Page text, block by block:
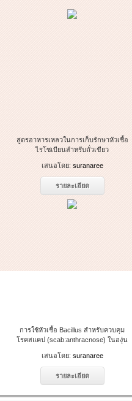
สูตรอาหารเหลวในการเก็บรักษาหัวเชื้อ
ไรโซเบียนสำหรับถั่วเขียว
เสนอโดย: suranaree
รายละเอียด
การใช้หัวเชื้อ Bacillus สำหรับควบคุม
โรคสแคป (scab:anthracnose) ในองุ่น
เสนอโดย: suranaree
รายละเอียด